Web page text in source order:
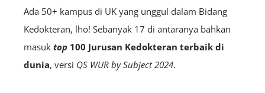
Ada 50+ kampus di UK yang unggul dalam Bidang
Kedokteran, lho! Sebanyak 17 di antaranya bahkan
masuk top 100 Jurusan Kedokteran terbaik di
dunia, versi QS WUR by Subject2024.